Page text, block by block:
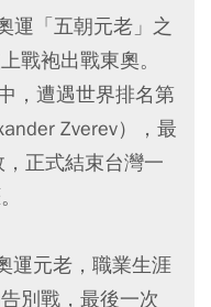
運「五朝元老」之
戰袍出戰東奧。
，遭遇世界排名第
Zverev），最
正式結束台灣一
運元老，職業生涯
別戰，最後一次